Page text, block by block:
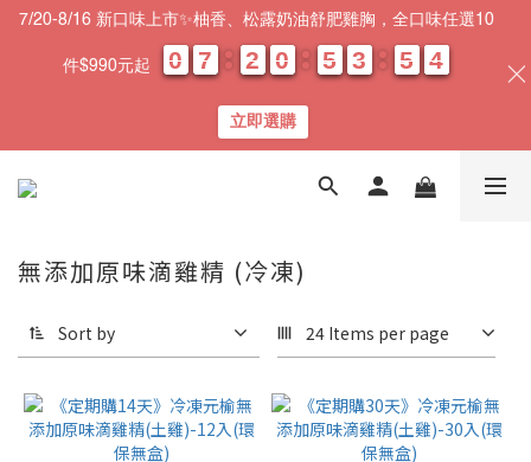
無添加原味滴雞精 (冷凍)
Sort by 24 Items per page
7/20-8/16 新口味上市✨柚香、松露奶油舒肥雞胸，全口味任選10
件$990元起 0
0
0
0 7
7
7
7 2
2
2
2 0
0
0
0 5
5
5
5 3
3
3
3 5
5
5
5 0
0
4
4
3
立即選購